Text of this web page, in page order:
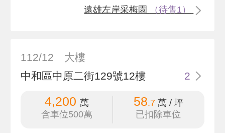
遠雄左岸采梅園 （待售1）
112/12
大樓
中和區中原二街129號12樓
2
4,200 萬
含車位500萬
58.7萬 / 坪
已扣除車位